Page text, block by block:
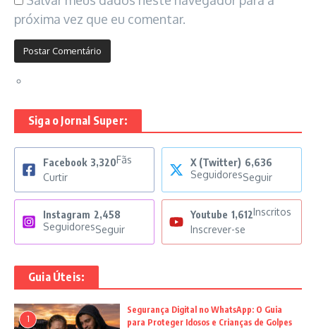
próxima vez que eu comentar.
Siga o Jornal Super:
Facebook 3,320Fãs
Curtir
X (Twitter) 6,636
SeguidoresSeguir
Instagram 2,458
SeguidoresSeguir
Youtube 1,612Inscritos
Inscrever-se
Guia Úteis:
1
Segurança Digital no WhatsApp: O Guia
para Proteger Idosos e Crianças de Golpes